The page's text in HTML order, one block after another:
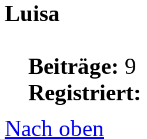
Luisa
Beiträge: 9
Registriert:
Nach oben